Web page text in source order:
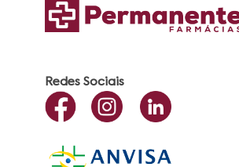
Redes Sociais